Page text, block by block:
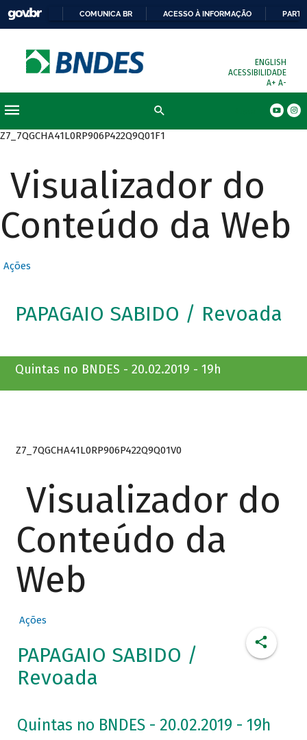
COMUNICA BR ACESSO À INFORMAÇÃO
ENGLISH
ACESSIBILIDADE
A+ A-
Z7_7QGCHA41L0RP906P422Q9Q01F1
Visualizador do
Conteúdo da Web
Ações
PAPAGAIO SABIDO / Revoada
Quintas no BNDES - 20.02.2019 - 19h
Z7_7QGCHA41L0RP906P422Q9Q01V0
Visualizador do
Conteúdo da
Web
Ações
PAPAGAIO SABIDO /
Revoada
Quintas no BNDES - 20.02.2019 - 19h